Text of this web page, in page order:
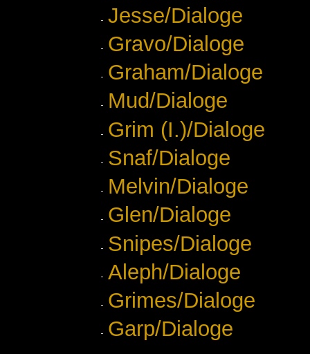
Jesse/Dialoge
Gravo/Dialoge
Graham/Dialoge
Mud/Dialoge
Grim (I.)/Dialoge
Snaf/Dialoge
Melvin/Dialoge
Glen/Dialoge
Snipes/Dialoge
Aleph/Dialoge
Grimes/Dialoge
Garp/Dialoge